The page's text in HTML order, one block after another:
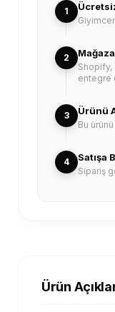
1
2
Shopify,
entegre
3 Ürünü
Bu
4 Satışa
Sipariş
Ürün